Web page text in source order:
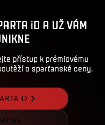
iD A UŽ VÁM
přístup k prémiovému
o sparťanské ceny.
iD
SE